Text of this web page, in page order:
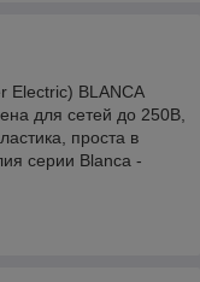
Electric) BLANCA
для сетей до 250В,
проста в
серии Blanca -